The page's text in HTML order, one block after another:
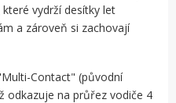
vydrží desítky let
a zároveň si zachovají
Contact" (původní
odkazuje na průřez vodiče 4